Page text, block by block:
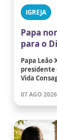
IGREJA
Papa
para o
Papa Leão
presidente
Vida
07 AGO